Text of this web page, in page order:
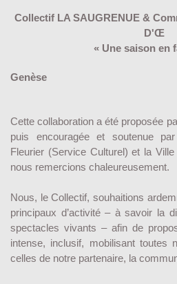
Collectif LA SAUGRENUE &
D'Œ
« Une saison en
Genèse
Cette collaboration a été proposée
puis encouragée et soutenue
Fleurier (Service Culturel) et la
nous remercions chaleureusement.
Nous, le Collectif, souhaitions
principaux d’activité – à savoir la
spectacles vivants – afin de
intense, inclusif, mobilisant toutes
celles de notre partenaire, la